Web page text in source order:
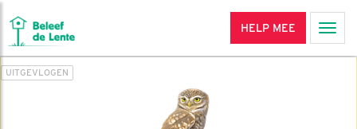
HELP MEE
UITGEVLOGEN